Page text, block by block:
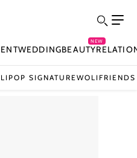
WEDDINGBEAUTY
NEW
SIGNATUREWOLIFRIENDS